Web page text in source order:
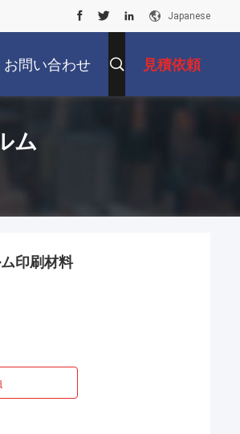
Japanese
お問い合わせ 見積依頼
ム
印刷材料